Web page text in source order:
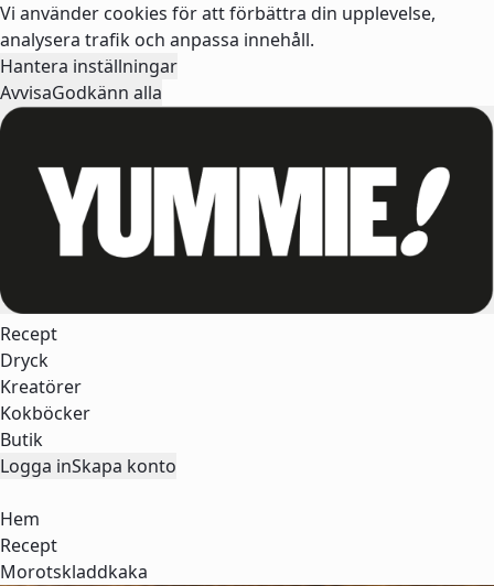
Vi använder cookies för att förbättra din upplevelse,
analysera trafik och anpassa innehåll.
Hantera inställningar
AvvisaGodkänn alla
Recept
Dryck
Kreatörer
Kokböcker
Butik
Logga inSkapa konto
Hem
Recept
Morotskladdkaka